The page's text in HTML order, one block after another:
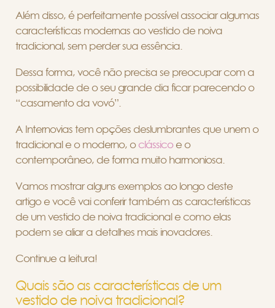
Além disso, é perfeitamente possível associar algumas
características modernas ao vestido de noiva
tradicional, sem perder sua essência.
Dessa forma, você não precisa se preocupar com a
possibilidade de o seu grande dia ficar parecendo o
“casamento da vovó”.
A Internovias tem opções deslumbrantes que unem o
tradicional e o moderno, o clássicoe o
contemporâneo, de forma muito harmoniosa.
Vamos mostrar alguns exemplos ao longo deste
artigo e você vai conferir também as características
de um vestido de noiva tradicional e como elas
podem se aliar a detalhes mais inovadores.
Continue a leitura!
Quais são as características de um
vestido de noiva tradicional?